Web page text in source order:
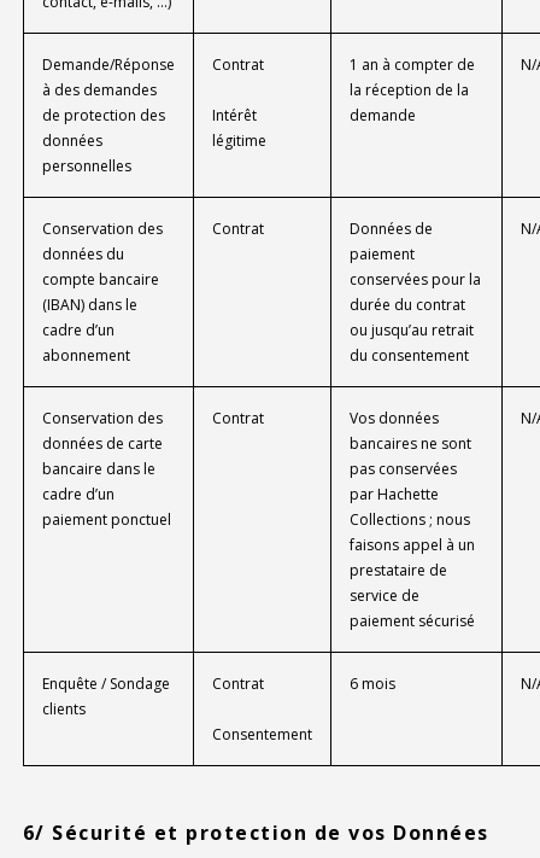
Demande/Réponse
à des demandes
de protection des
données
personnelles
Contrat
Intérêt
légitime
1 an à compter de
la réception de la
demande
N/
Conservation des
données du
compte bancaire
(IBAN) dans le
cadre d’un
abonnement
Contrat
Données de
paiement
conservées pour la
durée du contrat
ou jusqu’au retrait
du consentement
N/
Conservation des
données de carte
bancaire dans le
cadre d’un
paiement ponctuel
Contrat
Vos données
bancaires ne sont
pas conservées
par Hachette
Collections ; nous
faisons appel à un
prestataire de
service de
paiement sécurisé
N/
Enquête / Sondage
clients
Contrat
Consentement
6 mois N/
6/ Sécurité et protection de vos Données